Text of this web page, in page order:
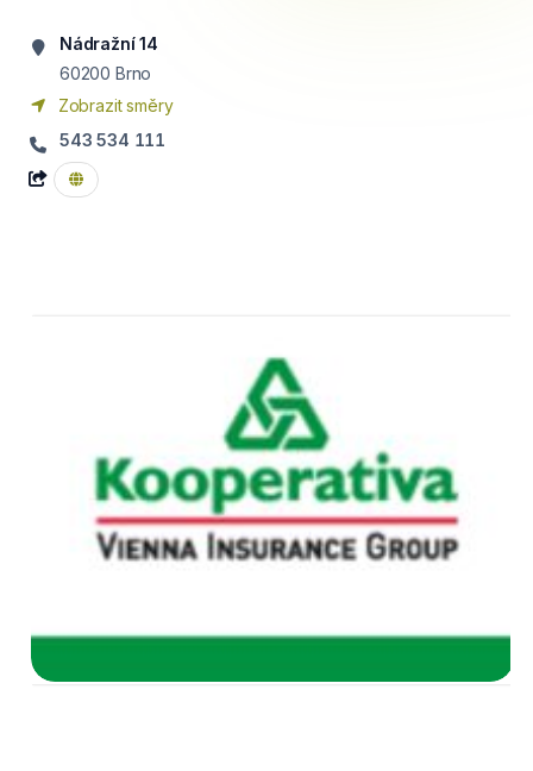
Nádražní 14
60200 Brno
Zobrazit směry
543 534 111